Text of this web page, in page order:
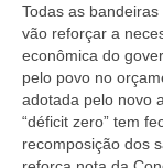
Todas as
vão reforçar a
econômica do
pelo povo no
adotada pelo novo
“déficit zero” tem
recomposição dos